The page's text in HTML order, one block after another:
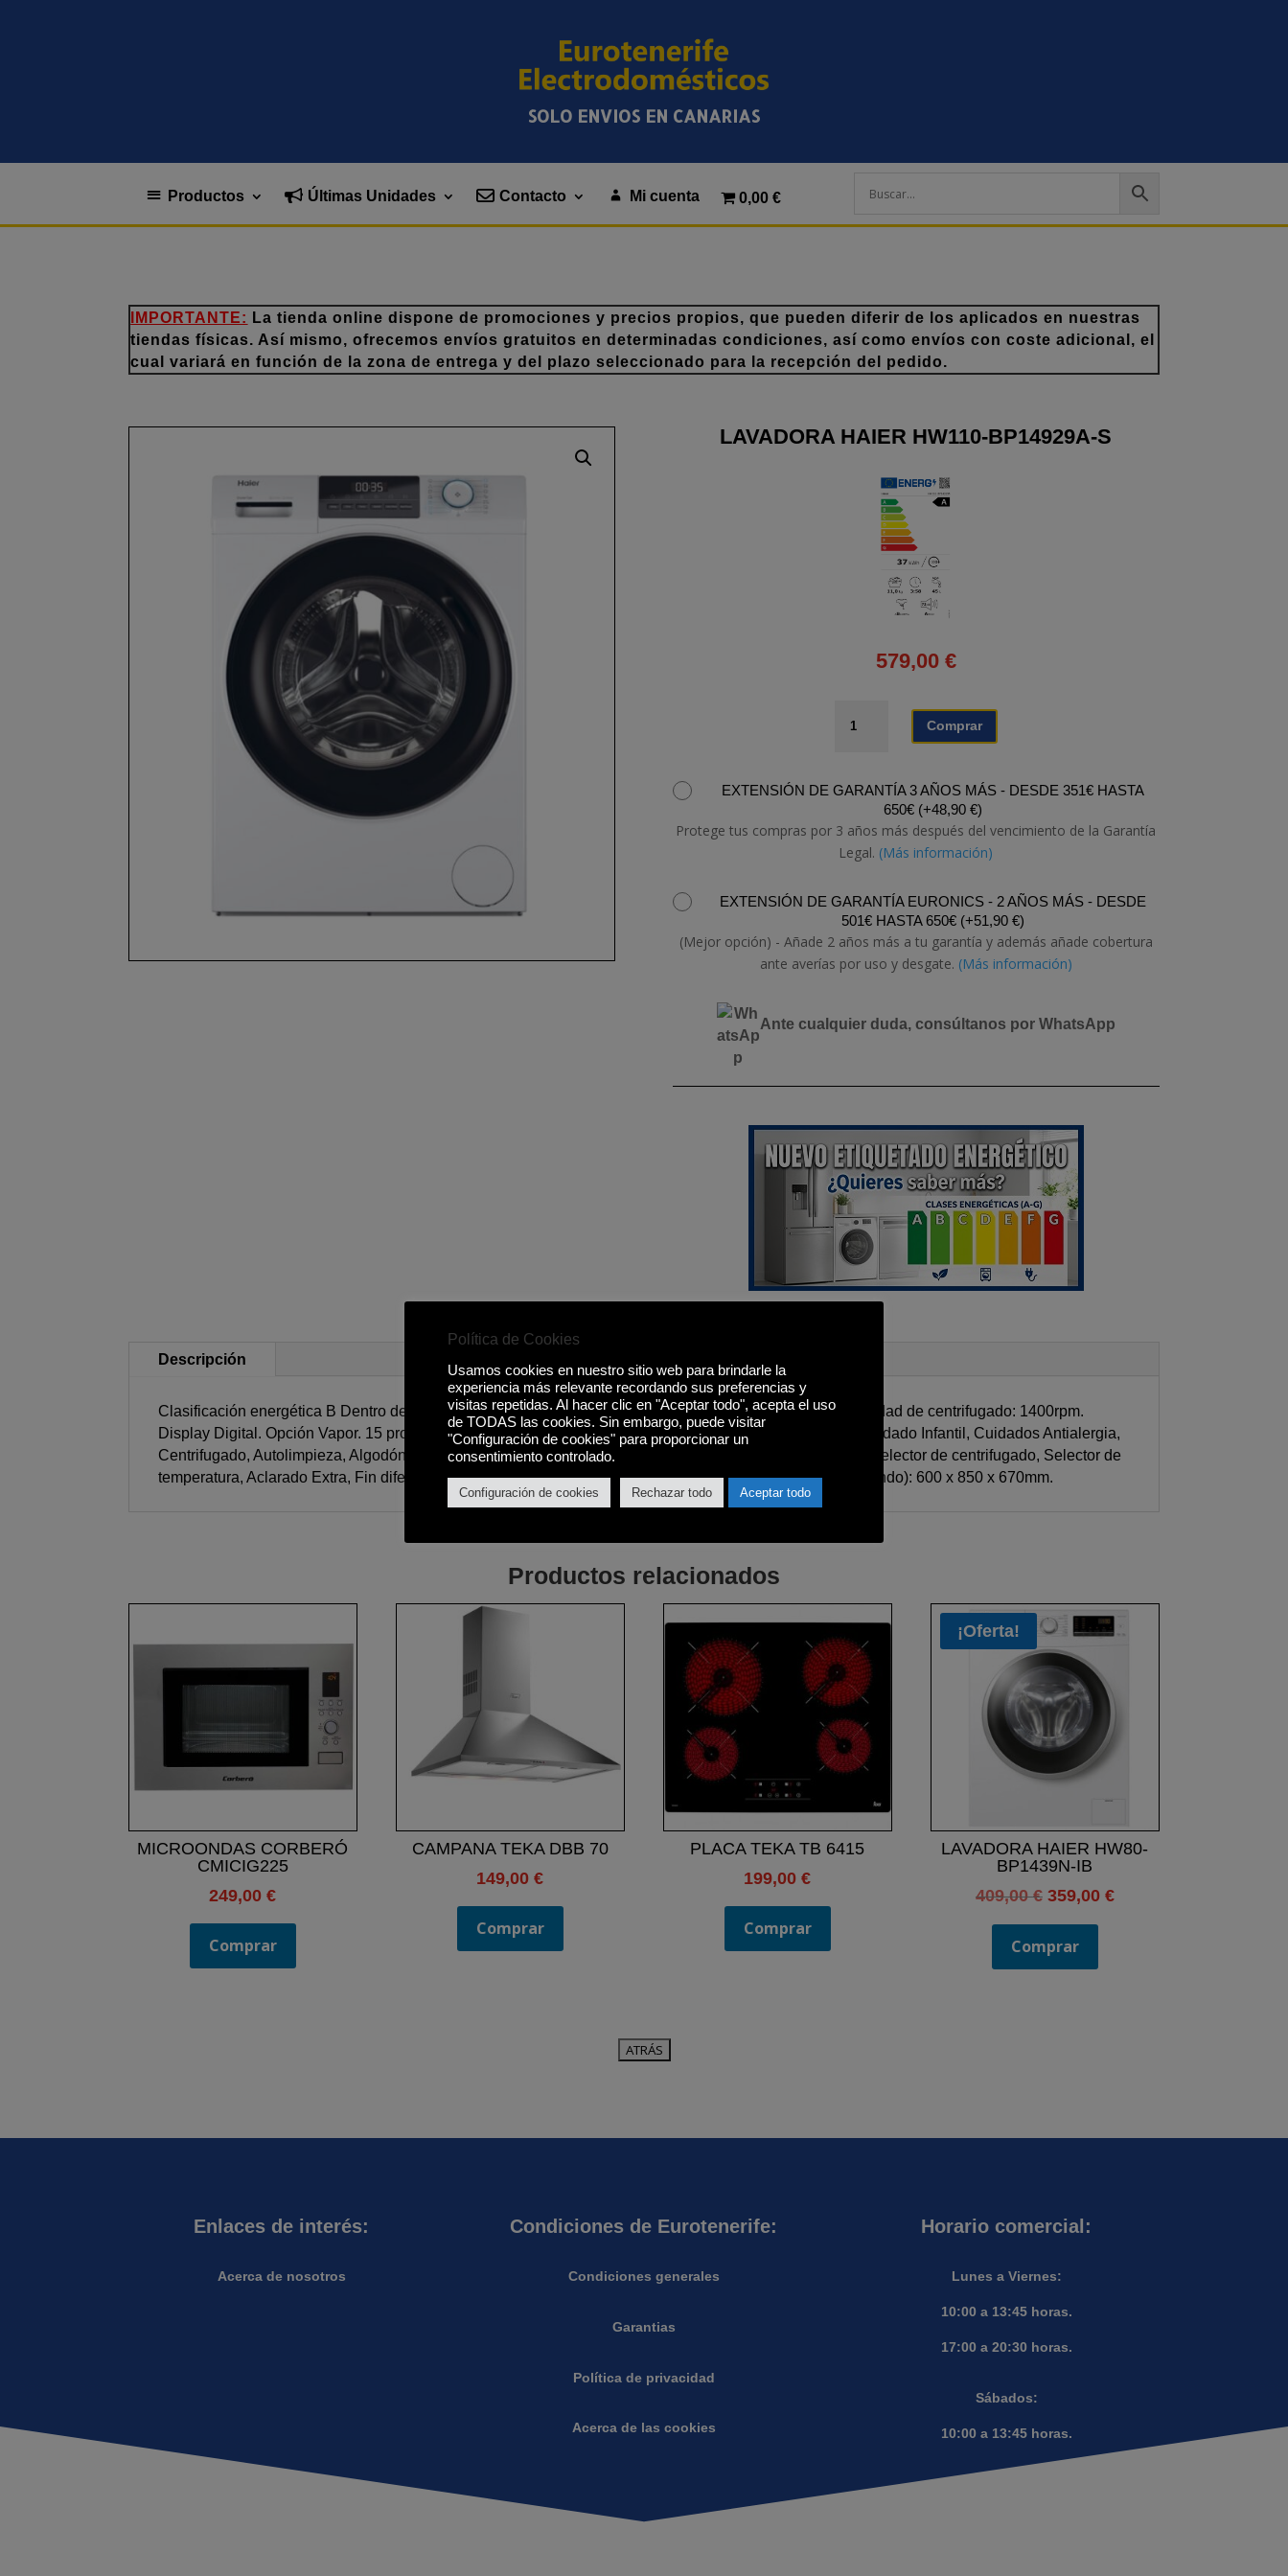
SOLO ENVIOS EN CANARIAS
Productos Últimas Unidades Contacto Mi cuenta 0,00 €
IMPORTANTE: La tienda online dispone de promociones y precios propios, que pueden diferir de los aplicados en nuestras
tiendas físicas. Así mismo, ofrecemos envíos gratuitos en determinadas condiciones, así como envíos con coste adicional, el
cual variará en función de la zona de entrega y del plazo seleccionado para la recepción del pedido.
LAVADORA HAIER HW110-BP14929A-S
579,00 €
LAVADORA
HAIER
S
Comprar
EXTENSIÓN DE GARANTÍA 3 AÑOS MÁS - DESDE 351€ HASTA
650€ (+48,90 €)
Protege tus compras por 3 años más después del vencimiento de la Garantía
Legal. (Más información)
EXTENSIÓN DE GARANTÍA EURONICS - 2 AÑOS MÁS - DESDE
501€ HASTA 650€ (+51,90 €)
(Mejor opción) - Añade 2 años más a tu garantía y además añade cobertura
ante averías por uso y desgate. (Más información)
Ante cualquier duda, consúltanos por WhatsApp
Descripción
Clasificación energética B Dentro de un rango energético A ? G Capacidad máxima de carga: 11kg. Velocidad de centrifugado: 1400rpm.
Display Digital. Opción Vapor. 15 programas: Algodón, Sintéticos, Vaqueros, Ropa deportiva, Camisas, Cuidado Infantil, Cuidados Antialergia,
Centrifugado, Autolimpieza, Algodón 20ºC, ECO 40-60, Mezcla, Rápido 15, Rápido, Refresh. Funciones: Selector de centrifugado, Selector de
temperatura, Aclarado Extra, Fin diferido, Detector de kg, Time, Bloqueo infantil. Medidas (ancho x alto x fondo): 600 x 850 x 670mm.
Productos relacionados
MICROONDAS CORBERÓ
CMICIG225
249,00€
Comprar
CAMPANA TEKA DBB 70
149,00€
Comprar
PLACA TEKA TB 6415
199,00€
Comprar
¡Oferta!
LAVADORA HAIER HW80-
BP1439N-IB
409,00€ El
precio
original
era:
359,00 €El
Comprar
Enlaces de interés:
Acerca de nosotros
Condiciones de Eurotenerife:
Condiciones generales
Garantias
Política de privacidad
Acerca de las cookies
Horario comercial:
Lunes a Viernes:
10:00 a 13:45 horas.
17:00 a 20:30 horas.
Sábados:
10:00 a 13:45 horas.
Política de Cookies
Usamos cookies en nuestro sitio web para brindarle la
experiencia más relevante recordando sus preferencias y
visitas repetidas. Al hacer clic en "Aceptar todo", acepta el uso
de TODAS las cookies. Sin embargo, puede visitar
"Configuración de cookies" para proporcionar un
consentimiento controlado.
Configuración de cookies Rechazar todo Aceptar todo